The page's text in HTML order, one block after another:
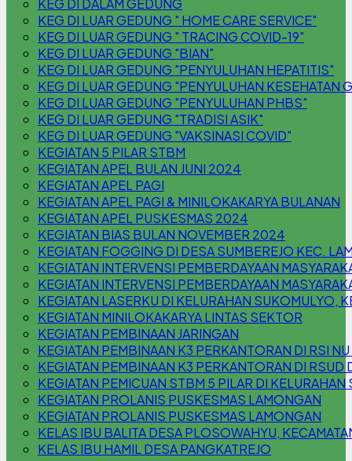
KEG DI DALAM GEDUNG
KEG DI LUAR GEDUNG " HOME CARE SERVICE"
KEG DI LUAR GEDUNG " TRACING COVID-19"
KEG DI LUAR GEDUNG "BIAN"
KEG DI LUAR GEDUNG "PENYULUHAN HEPATITIS"
KEG DI LUAR GEDUNG "PENYULUHAN KESEHATAN
KEG DI LUAR GEDUNG "PENYULUHAN PHBS"
KEG DI LUAR GEDUNG "TRADISI ASIK"
KEG DI LUAR GEDUNG "VAKSINASI COVID"
KEGIATAN 5 PILAR STBM
KEGIATAN APEL BULAN JUNI 2024
KEGIATAN APEL PAGI
KEGIATAN APEL PAGI & MINILOKAKARYA BULANAN
KEGIATAN APEL PUSKESMAS 2024
KEGIATAN BIAS BULAN NOVEMBER 2024
KEGIATAN FOGGING DI DESA SUMBEREJO KEC.
KEGIATAN INTERVENSI PEMBERDAYAAN
KEGIATAN INTERVENSI PEMBERDAYAAN
KEGIATAN LASERKU DI KELURAHAN SUKOMULYO,
KEGIATAN MINILOKAKARYA LINTAS SEKTOR
KEGIATAN PEMBINAAN JARINGAN
KEGIATAN PEMBINAAN K3 PERKANTORAN DI RSI
KEGIATAN PEMBINAAN K3 PERKANTORAN DI
KEGIATAN PEMICUAN STBM 5 PILAR DI
KEGIATAN PROLANIS PUSKESMAS LAMONGAN
KEGIATAN PROLANIS PUSKESMAS LAMONGAN
KELAS IBU BALITA DESA PLOSOWAHYU,
KELAS IBU HAMIL DESA PANGKATREJO